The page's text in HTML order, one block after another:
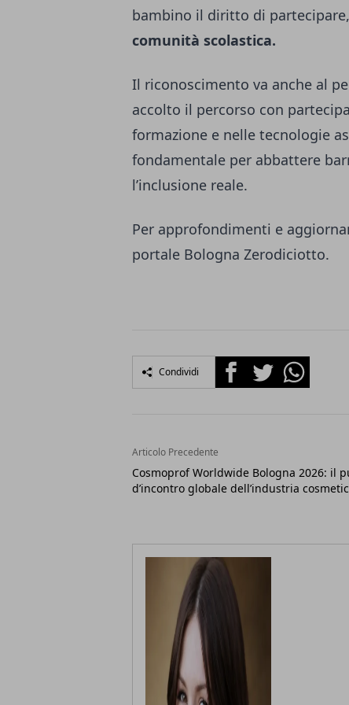
bambino il diritto di partecipare,
comunità scolastica.
Il riconoscimento va anche al
accolto il percorso con
formazione e nelle tecnologie
fondamentale per abbattere
l’inclusione reale.
Per approfondimenti e
portale Bologna Zerodiciotto.
Condividi FacebookTwitterWhatsapp
Articolo Precedente
Cosmoprof Worldwide Bologna 2026: il
d’incontro globale dell’industria